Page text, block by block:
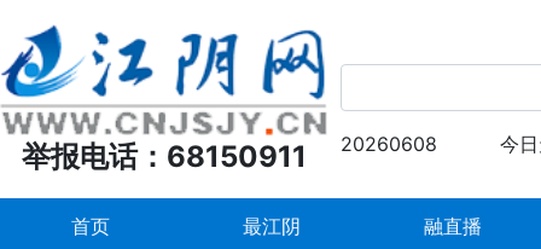
举报电话：68150911 20260608 今
首页 最江阴 融直播